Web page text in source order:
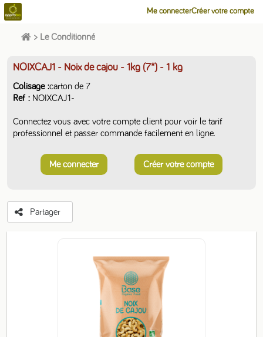
Me connecterCréer votre compte
> Le Conditionné
NOIXCAJ1 - Noix de cajou - 1kg (7*) - 1 kg
Colisage carton de 7
Ref
NOIXCAJ1-
Connectez vous avec votre compte client pour voir le tarif
professionnel et passer commande facilement en ligne.
Me connecter Créer votre compte
Partager